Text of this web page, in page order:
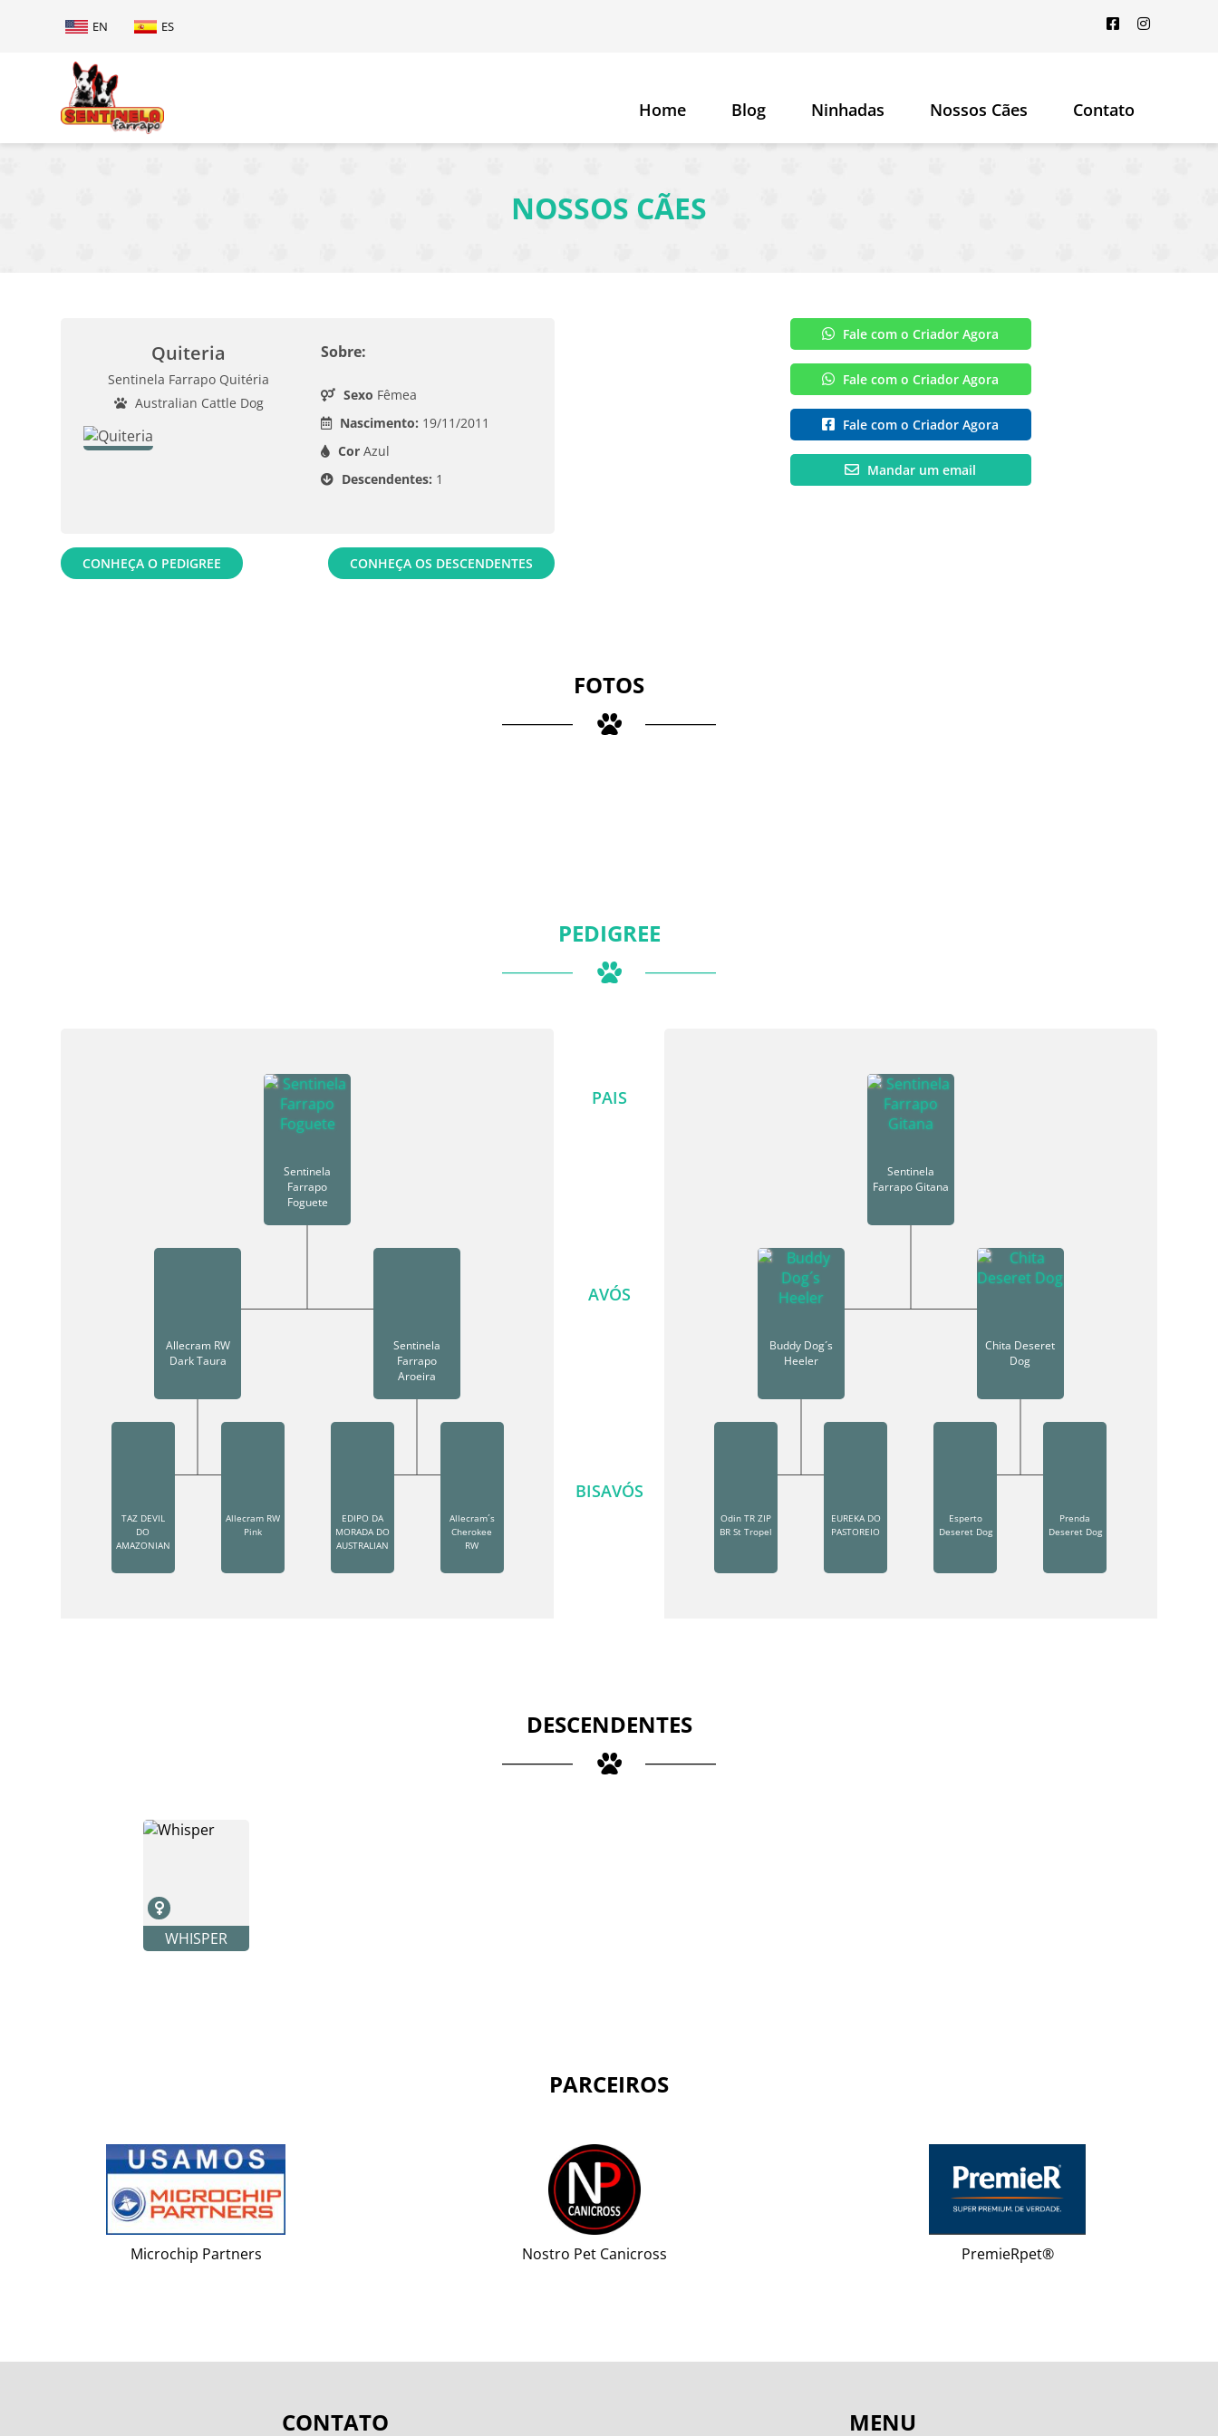
EN ES
Home Blog Ninhadas Nossos Cães Contato
NOSSOS CÃES
Quiteria
Sentinela Farrapo Quitéria
Australian Cattle Dog
Sobre:
Sexo Fêmea
Nascimento: 19/11/2011
Cor Azul
Descendentes: 1
CONHEÇA O PEDIGREE CONHEÇA OS DESCENDENTES
Fale com o Criador Agora
Fale com o Criador Agora
Fale com o Criador Agora
Mandar um email
FOTOS
PEDIGREE
Sentinela
Farrapo
Foguete
Allecram RW
Dark Taura
Sentinela
Farrapo
Aroeira
TAZ DEVIL
DO
AMAZONIAN
Allecram RW
Pink
EDIPO DA
MORADA DO
AUSTRALIAN
Allecram´s
Cherokee
RW
PAIS
AVÓS
BISAVÓS
Sentinela
Farrapo Gitana
Buddy Dog´s
Heeler
Chita Deseret
Dog
Odin TR ZIP
BR St Tropel
EUREKA DO
PASTOREIO
Esperto
Deseret Dog
Prenda
Deseret Dog
DESCENDENTES
WHISPER
PARCEIROS
Microchip Partners Nostro Pet Canicross PremieRpet®
CONTATO MENU